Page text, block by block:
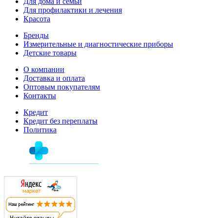
Для профилактики и лечения
Красота
Бренды
Измерительные и диагностические приборы
Детские товары
О компании
Доставка и оплата
Оптовым покупателям
Контакты
Кредит
Кредит без переплаты
Политика